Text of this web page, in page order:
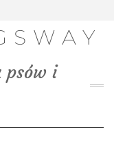
psów i